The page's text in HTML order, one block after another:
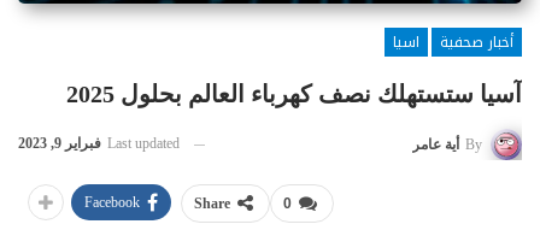
أخبار صحفية
اسيا
آسيا ستستهلك نصف كهرباء العالم بحلول 2025
By أية عامر Last updated فبراير 9, 2023
0
Share
Facebook